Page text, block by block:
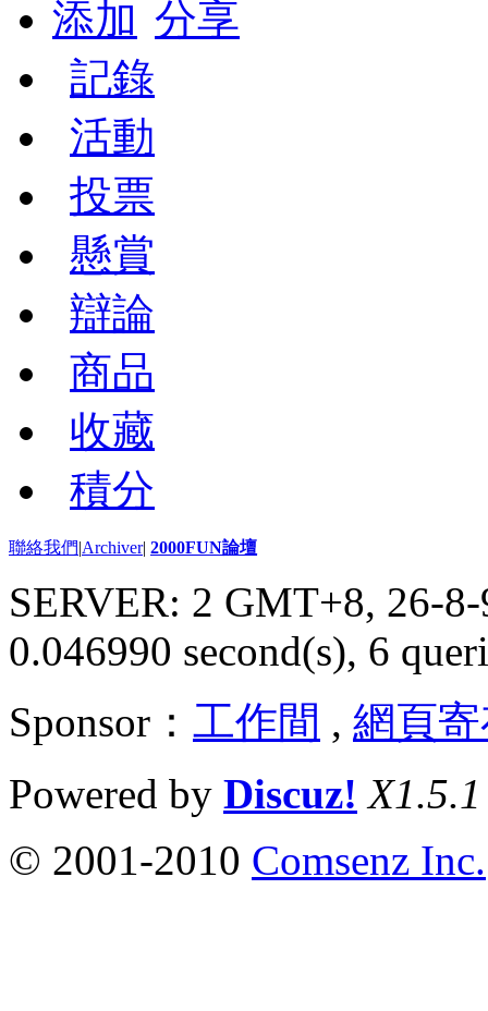
添加 分享
記錄
活動
投票
懸賞
辯論
商品
收藏
積分
聯絡我們|Archiver| 2000FUN論壇
SERVER: 2 GMT+8, 26-
0.046990 second(s), 6
Sponsor： 工作間 , 網頁
Powered by Discuz! X1.5.1
© 2001-2010 Comsenz Inc.